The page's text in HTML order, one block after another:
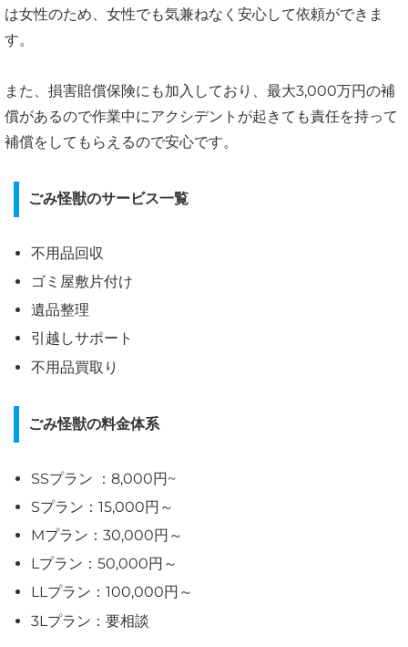
は女性のため、女性でも気兼ねなく安心して依頼ができま
す。
また、損害賠償保険にも加入しており、最大3,000万円の補
償があるので作業中にアクシデントが起きても責任を持って
補償をしてもらえるので安心です。
ごみ怪獣のサービス一覧
不用品回収
ゴミ屋敷片付け
遺品整理
引越しサポート
不用品買取り
ごみ怪獣の料金体系
SSプラン ：8,000円~
Sプラン：15,000円～
Mプラン：30,000円～
Lプラン：50,000円～
LLプラン：100,000円～
3Lプラン：要相談